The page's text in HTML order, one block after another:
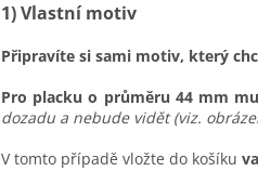
1) Vlastní motiv
Připravíte si sami motiv, který
Pro placku o průměru 44 mm
dozadu a nebude vidět (viz.
V tomto případě vložte do košíku